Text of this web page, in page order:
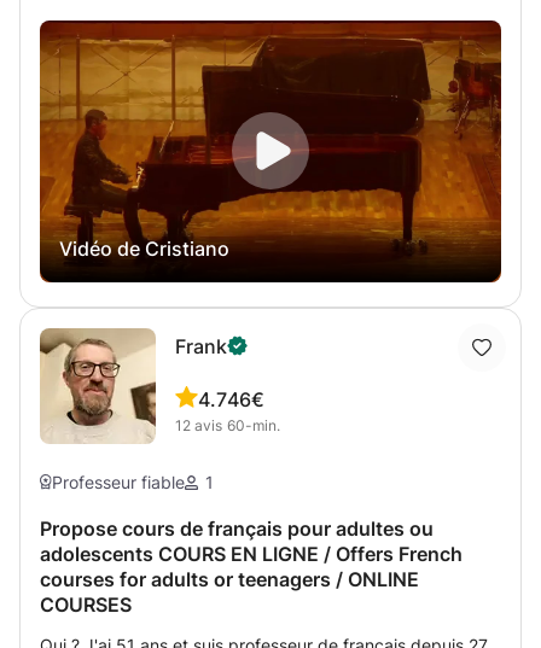
atteindre leurs objectifs d'apprentissage. Avec un soutien
amical, ils se sentiront plus confiants et prêts à terminer
chaque tâche. Rendons l'apprentissage génial ! Je fais du
soutien scolaire depuis presque 10 ans. J'ai beaucoup
d'expérience et de nombreuses références dans ce
domaine. Je travaille en milieu scolaire.
Vidéo de Cristiano
Frank
4.7
12 avis
46€
60-min.
Professeur fiable 1
Propose cours de français pour adultes ou
adolescents COURS EN LIGNE / Offers French
courses for adults or teenagers / ONLINE
COURSES